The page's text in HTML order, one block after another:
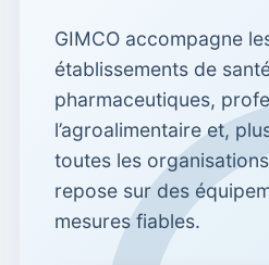
GIMCO accompagne
établissements de
pharmaceutiques,
l’agroalimentaire et,
toutes les
repose sur des
mesures fiables.